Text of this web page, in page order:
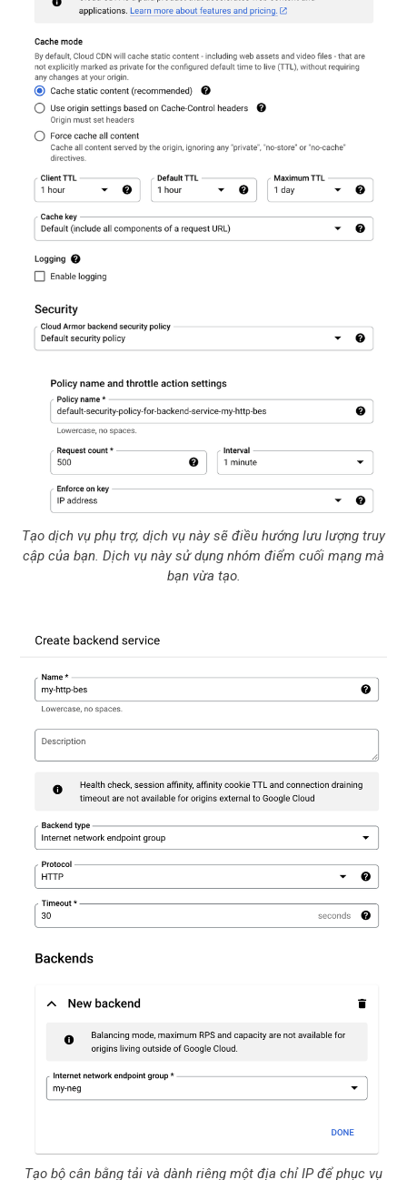
Tạo dịch vụ phụ trợ, dịch vụ này sẽ điều hướng lưu lượng truy
cập của bạn. Dịch vụ này sử dụng nhóm điểm cuối mạng mà
bạn vừa tạo.
Tạo bộ cân bằng tải và dành riêng một địa chỉ IP để phục vụ